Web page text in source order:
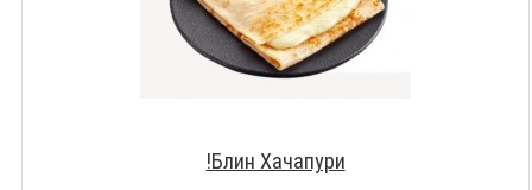
!Блин Хачапури